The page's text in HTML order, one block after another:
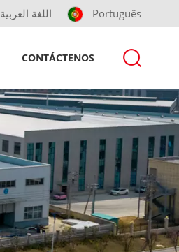
اللغة العربية Português
CONTÁCTENOS